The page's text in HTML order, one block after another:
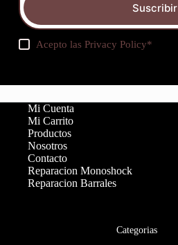
Suscribir
Acepto lasPrivacy Policy*
Mi Cuenta
Mi Carrito
Productos
Nosotros
Contacto
Reparacion Monoshock
Reparacion Barrales
Categorias